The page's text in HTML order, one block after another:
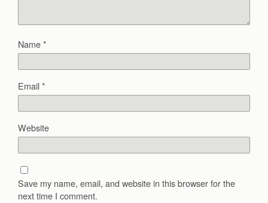
Name*
Email*
Website
Save my name, email, and website in this browser for the
next time I comment.